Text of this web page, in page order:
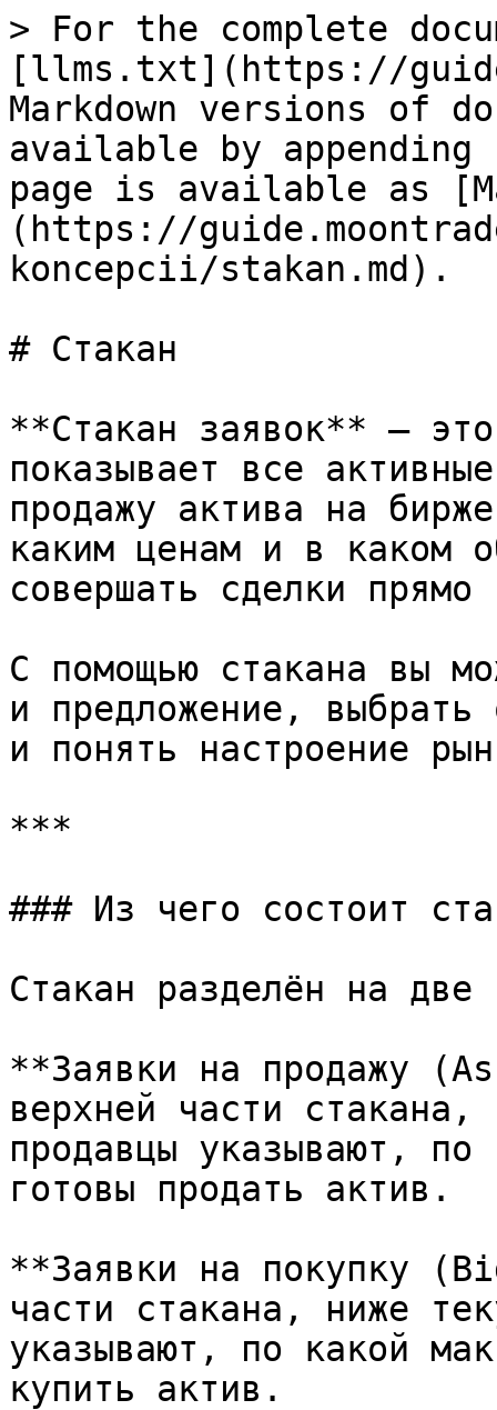
> For the complete
[llms.txt](https://
Markdown versions of
available by
page is available as
(https://
koncepcii/stakan.md).
# Стакан
**Стакан заявок** —
показывает все
продажу актива на
каким ценам и в каком
совершать сделки прямо
С помощью стакана вы
и предложение, выбрать
и понять настроение
***
### Из чего состоит
Стакан разделён на две
**Заявки на продажу
верхней части
продавцы указывают, по
готовы продать актив.
**Заявки на покупку
части стакана, ниже
указывают, по какой
купить актив.